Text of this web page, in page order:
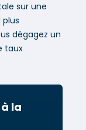
sur une
dégagez un
taux
la